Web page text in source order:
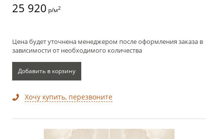
25 920 р/м2
Цена будет уточнена менеджером после оформления заказа в
зависимости от необходимого количества
Добавить в корзину
Хочу купить, перезвоните